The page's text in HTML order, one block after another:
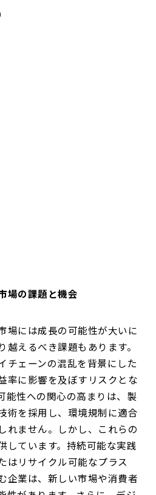
場の課題と機会
場には成長の可能性が大いに
えるべき課題もあります。
チェーンの混乱を背景にした
率に影響を及ぼすリスクとな
能性への関心の高まりは、製
術を採用し、環境規制に適合
れません。しかし、これらの
しています。持続可能な実践
はリサイクル可能なプラス
企業は、新しい市場や消費者